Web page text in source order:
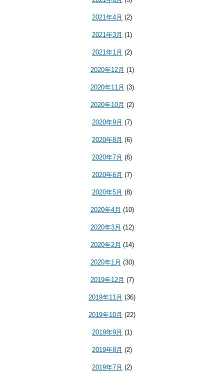
2021年4月 (2)
2021年3月 (1)
2021年1月 (2)
2020年12月 (1)
2020年11月 (3)
2020年10月 (2)
2020年9月 (7)
2020年8月 (6)
2020年7月 (6)
2020年6月 (7)
2020年5月 (8)
2020年4月 (10)
2020年3月 (12)
2020年2月 (14)
2020年1月 (30)
2019年12月 (7)
2019年11月 (36)
2019年10月 (22)
2019年9月 (1)
2019年8月 (2)
2019年7月 (2)